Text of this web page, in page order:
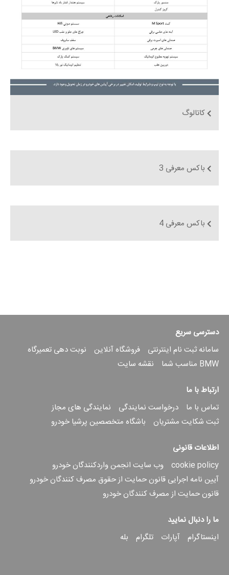
کاتالوگ
باکس معرفی 3
باکس معرفی 4
دسترسی سریع
سامانه ثبت نام اینترنتی
فروشگاه آنلاین
نوبت دهی تعمیرگاه
BMW مناسب شما
نقشه سایت
ارتباط با ما
تماس با ما
درخواست نمایندگی
نمایندگی های مجاز
ثبت شکایت مشتریان
باشگاه متخصصین پرشیا خودرو
اطلاعات قانونی
cookie policy وب سایت انجمن واردکنندگان خودرو
آیین نامه اجرایی قانون حمایت از حقوق مصرف کنندگان خودرو
قانون حمایت از مصرف کنندگان خودرو
ما را دنبال نمایید
اینستاگرام آپارات تلگرام بله